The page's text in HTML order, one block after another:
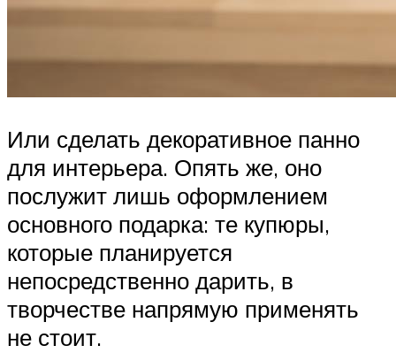
Или сделать декоративное панно
для интерьера. Опять же, оно
послужит лишь оформлением
основного подарка: те купюры,
которые планируется
непосредственно дарить, в
творчестве напрямую применять
не стоит.